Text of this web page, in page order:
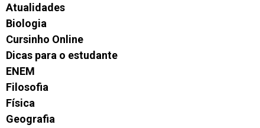
Atualidades
Biologia
Cursinho Online
Dicas para o estudante
ENEM
Filosofia
Física
Geografia